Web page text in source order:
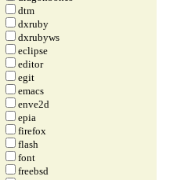
dtm
dxruby
dxrubyws
eclipse
editor
egit
emacs
enve2d
epia
firefox
flash
font
freebsd